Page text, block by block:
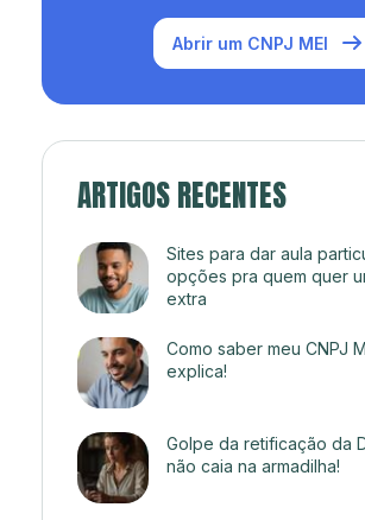
Abrir um CNPJ MEI
ARTIGOS RECENTES
Sites para dar aula
opções pra quem quer
extra
Como saber meu CNPJ
explica!
Golpe da retificação da
não caia na armadilha!